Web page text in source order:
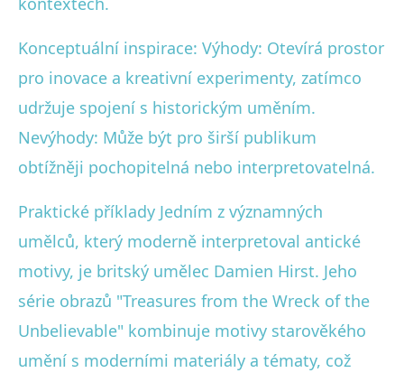
Konceptuální inspirace: Výhody: Otevírá prostor
pro inovace a kreativní experimenty, zatímco
udržuje spojení s historickým uměním.
Nevýhody: Může být pro širší publikum
obtížněji pochopitelná nebo interpretovatelná.
Praktické příklady Jedním z významných
umělců, který moderně interpretoval antické
motivy, je britský umělec Damien Hirst. Jeho
série obrazů "Treasures from the Wreck of the
Unbelievable" kombinuje motivy starověkého
umění s moderními materiály a tématy, což